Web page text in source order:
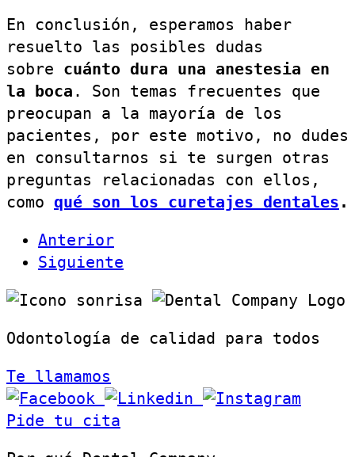
En conclusión, esperamos haber
resuelto las posibles dudas
sobre cuánto dura una anestesia en
la boca . Son temas frecuentes que
preocupan a la mayoría de los
pacientes, por este motivo, no dudes
en consultarnos si te surgen otras
preguntas relacionadas con ellos,
como qué son los curetajes dentales .
Anterior
Siguiente
Odontología de calidad para todos
Te llamamos
Pide tu cita